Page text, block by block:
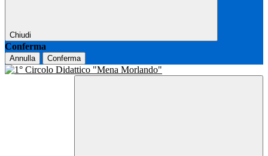
Chiudi
Conferma
Annulla Conferma